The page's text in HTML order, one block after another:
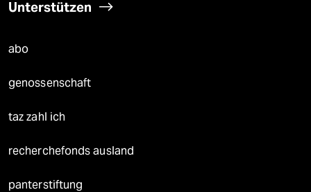
Unterstützen
abo
genossenschaft
taz zahl ich
recherchefonds ausland
panterstiftung